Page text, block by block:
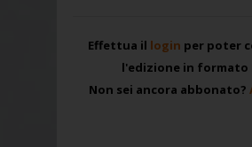
Effettua il login per poter
l'edizione in formato
Non sei ancora abbonato?